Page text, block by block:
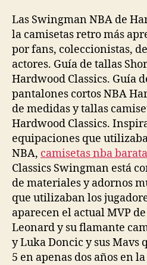
Las Swingman NBA de
la camisetas retro más
por fans, coleccionistas,
actores. Guía de tallas
Hardwood Classics. Guía
pantalones cortos NBA
de medidas y tallas
Hardwood Classics.
equipaciones que
NBA, camisetas nba
Classics Swingman está
de materiales y adornos
que utilizaban los
aparecen el actual MVP
Leonard y su flamante
y Luka Doncic y sus Mavs
5 en apenas dos años en